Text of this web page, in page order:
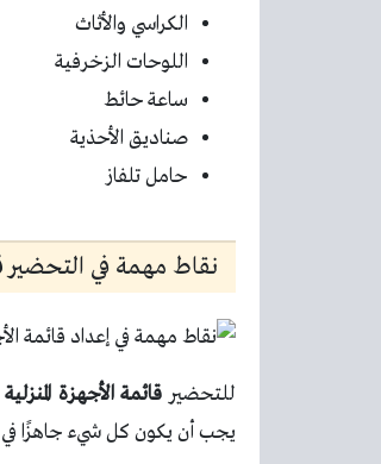
الكراسي والأثاث
اللوحات الزخرفية
ساعة حائط
صناديق الأحذية
حامل تلفاز
نقاط مهمة في التحضير
للتحضير قائمة الأجهزة
يجب أن يكون كل شيء جاهزًا في